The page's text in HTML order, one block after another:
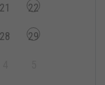
21 22
28 29